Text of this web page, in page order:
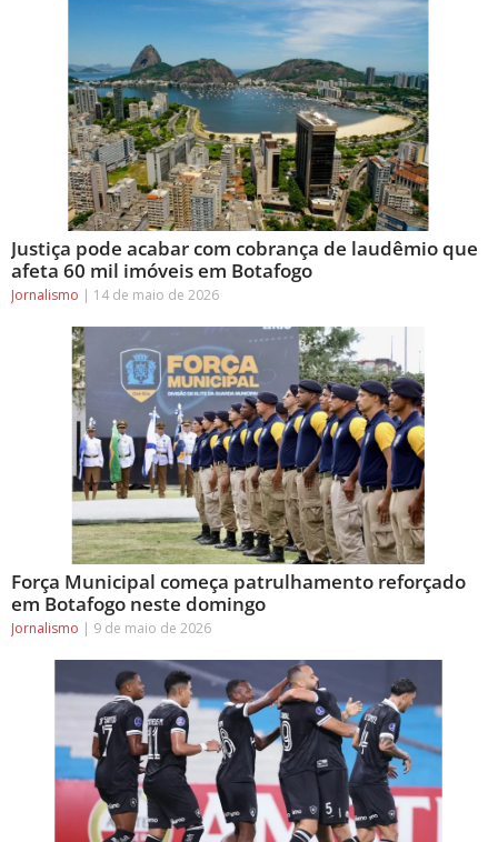
Justiça pode acabar com cobrança de laudêmio que
afeta 60 mil imóveis em Botafogo
Jornalismo 14 de maio de 2026
Força Municipal começa patrulhamento reforçado
em Botafogo neste domingo
Jornalismo 9 de maio de 2026